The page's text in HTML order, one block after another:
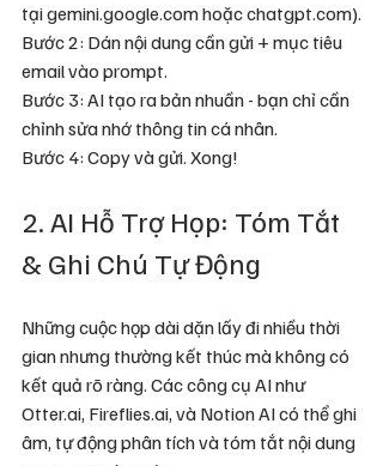
tại gemini.google.com hoặc chatgpt.com).
Bước 2: Dán nội dung cần gửi + mục tiêu
email vào prompt.
Bước 3: AI tạo ra bản nhuần - bạn chỉ cần
chỉnh sửa nhớ thông tin cá nhân.
Bước 4: Copy và gửi. Xong!
2. AI Hỗ Trợ Họp: Tóm Tắt
& Ghi Chú Tự Động
Những cuộc họp dài dặn lấy đi nhiều thời
gian nhưng thường kết thúc mà không có
kết quả rõ ràng. Các công cụ AI như
Otter.ai, Fireflies.ai, và Notion AI có thể ghi
âm, tự động phân tích và tóm tắt nội dung